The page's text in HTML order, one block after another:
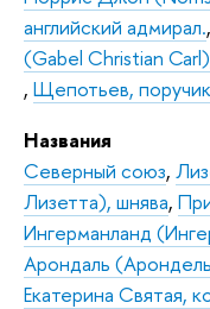
английский адмирал.,
(Gabel Christian
, Щепотьев,
Названия
Северный союз,
Лизетта), шнява,
Ингерманланд
Арондаль
Екатерина Святая,